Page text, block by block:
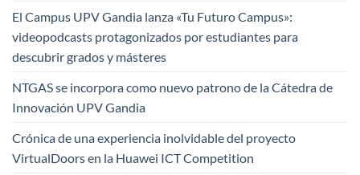
El Campus UPV Gandia lanza «Tu Futuro Campus»:
videopodcasts protagonizados por estudiantes para
descubrir grados y másteres
NTGAS se incorpora como nuevo patrono de la Cátedra de
Innovación UPV Gandia
Crónica de una experiencia inolvidable del proyecto
VirtualDoors en la Huawei ICT Competition